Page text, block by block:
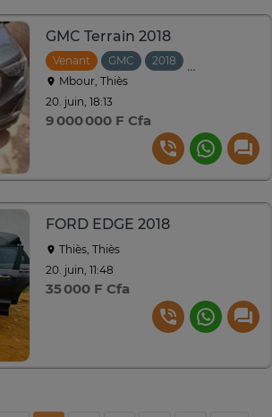
GMC Terrain 2018
Venant GMC 2018
Mbour, Thiès
20. juin, 18:13
9 000 000 F Cfa
FORD EDGE 2018
Thiès, Thiès
20. juin, 11:48
35 000 F Cfa